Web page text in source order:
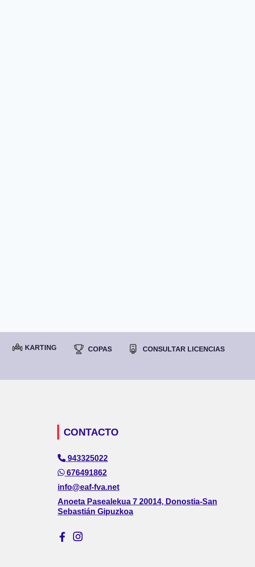
KARTING COPAS
CONSULTAR LICENCIAS
CONTACTO
943325022
676491862
info@eaf-fva.net
Anoeta Pasealekua 7 20014, Donostia-San
Sebastián Gipuzkoa